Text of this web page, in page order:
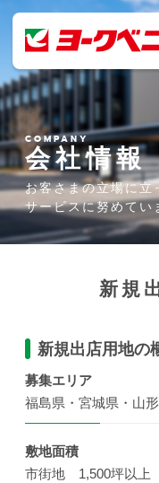
COMPANY
会社情報
お客さまの立場に立
サービスに努めてい
新規
新規出店用地の
募集エリア
福島県・宮城県・山
敷地面積
市街地 1,500坪以